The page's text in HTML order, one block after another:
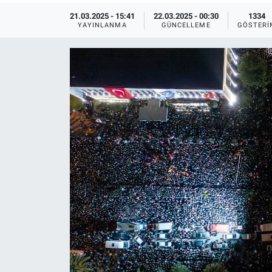
21.03.2025 - 15:41
YAYINLANMA
22.03.2025 - 00:30
GÜNCELLEME
1334
Ege'den Esintiler
Eğlence
Ekonomi
Gerçeğin İzinde
Gün Başlıyor
Gün Bitiyor
Gün Ortası
İletişim